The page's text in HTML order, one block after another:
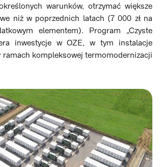
warunków, otrzymać większe
niż w poprzednich latach (7 000 zł na
elementem). Program „Czyste
inwestycje w OZE, w tym instalacje
ramach kompleksowej termomodernizacji